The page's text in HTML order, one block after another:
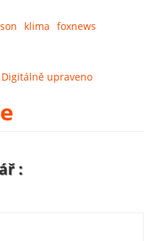
klima foxnews
upraveno
: